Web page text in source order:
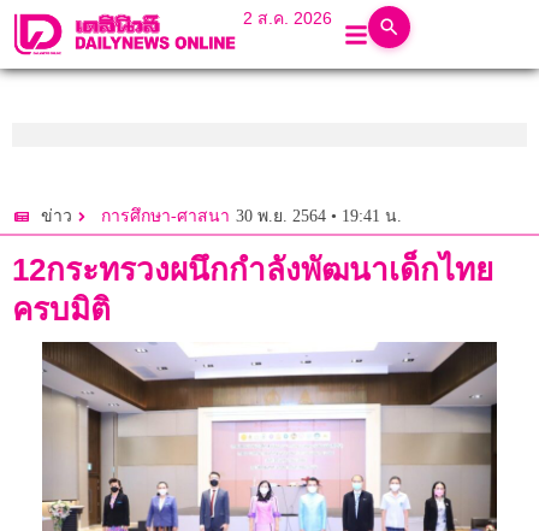
2 ส.ค. 2026
ข่าว การศึกษา-ศาสนา 30 พ.ย. 2564 • 19:41 น.
12กระทรวงผนึกกำลังพัฒนาเด็กไทย
ครบมิติ